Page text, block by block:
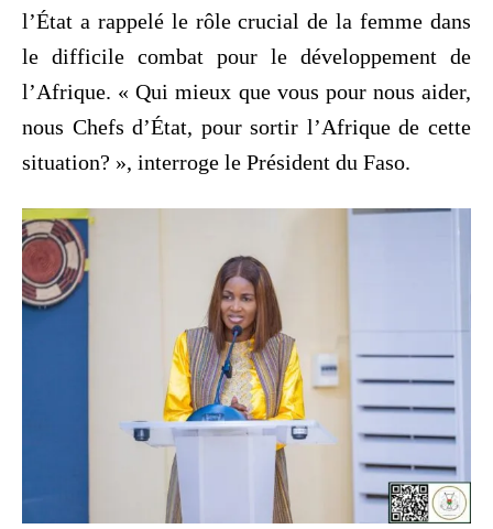
l’État a rappelé le rôle crucial de la femme dans
le difficile combat pour le développement de
l’Afrique. « Qui mieux que vous pour nous aider,
nous Chefs d’État, pour sortir l’Afrique de cette
situation? », interroge le Président du Faso.